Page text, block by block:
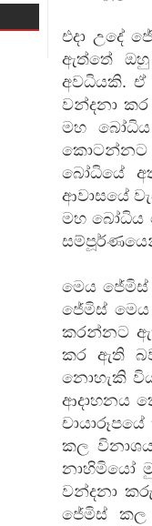
Lyrics - සිහින ගීතයේ පද
Lyrics - ෆාදර් ගීතයේ පද
Mawa Song Lyrics -
Song Lyrics - නීනා ගීතයේ පද
Himi Song Lyrics -
Parana Song Lyrics - මතක
එදා උදේ
ඇත්තේ
අවධියකි. ඒ
වන්දනා
මහ
කොටන්නට
බෝධියේ
ආවාසයේ
මහ බෝධිය
මෙය
ජේමිස්
කරන්නට
කර ඇති
නොහැකි
ආදාහනය
කල
නාහිමියෝ
වන්දනා
ජේමිස් කල